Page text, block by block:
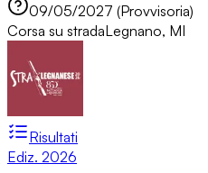
09/05/2027 (Provvisoria)
Corsa su stradaLegnano, MI
Risultati
Ediz. 2026